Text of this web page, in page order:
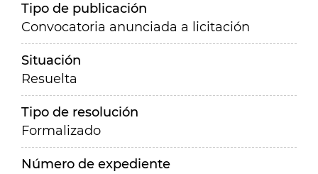
Tipo de publicación
Convocatoria anunciada a licitación
Situación
Resuelta
Tipo de resolución
Formalizado
Número de expediente